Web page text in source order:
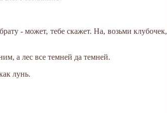
- может, тебе скажет. На, возьми клубочек,
а лес все темней да темней.
лунь.